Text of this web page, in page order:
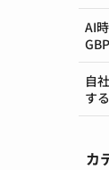
AI
自
す
カ